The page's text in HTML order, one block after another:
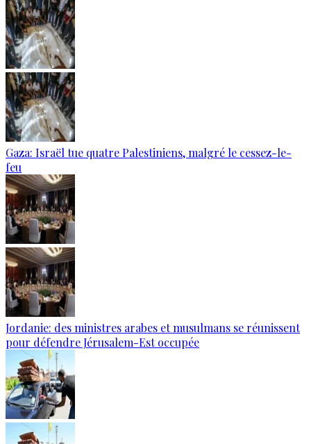
Gaza: Israël tue quatre Palestiniens, malgré le cessez-le-
feu
Jordanie: des ministres arabes et musulmans se réunissent
pour défendre Jérusalem-Est occupée